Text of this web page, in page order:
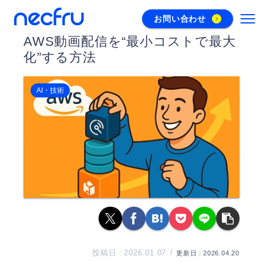
お問い合わせ
AWS動画配信を“最小コストで最大
化”する方法
AI・技術
2026.01.07 2026.04.20